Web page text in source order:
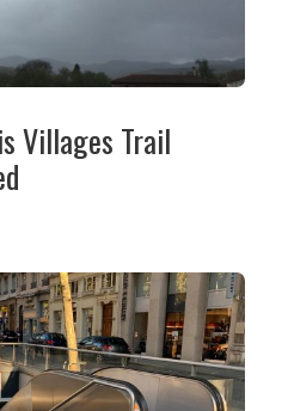
Villages Trail